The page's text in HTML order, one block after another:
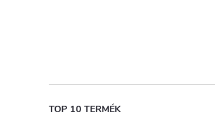
TOP 10 TERMÉK